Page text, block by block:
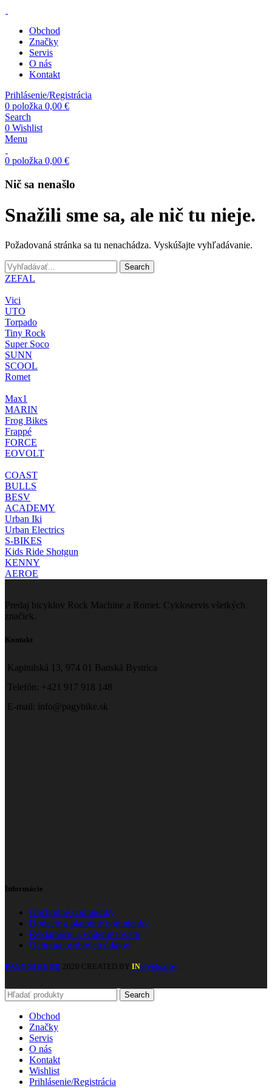
Obchod
Značky
Servis
O nás
Kontakt
Prihlásenie/Registrácia
0 položka 0,00 €
Search
0 Wishlist
Menu
0 položka 0,00 €
Nič sa nenašlo
Snažili sme sa, ale nič tu nieje.
Požadovaná stránka sa tu nenachádza. Vyskúšajte vyhľadávanie.
Search
ZEFAL
Vici
UTO
Torpado
Tiny Rock
Super Soco
SUNN
SCOOL
Romet
Max1
MARIN
Frog Bikes
Frappé
FORCE
EOVOLT
COAST
BULLS
BESV
ACADEMY
Urban Iki
Urban Electrics
S-BIKES
Kids Ride Shotgun
KENNY
AEROE
Predaj bicyklov Rock Machine a Romet. Cykloservis všetkých
značiek.
Kontakt
Kapitulská 13, 974 01 Banská Bystrica
Telefón: +421 917 918 148
E-mail: info@pagybike.sk
Informácie
Obchodné podmienky
Dodacie a platobné podmienky
Reklamácie a vrátenie tovaru
Ochrana osobných údajov
PAGY BIKE BB 2020 CREATED BY INdividuality.
Search
Obchod
Značky
Servis
O nás
Kontakt
Wishlist
Prihlásenie/Registrácia